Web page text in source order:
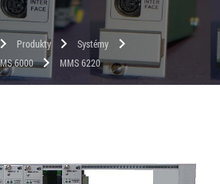
chevron_right Produkty chevron_right Systémy chevron_right
6000 chevron_right MMS 6220